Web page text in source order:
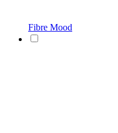
Fibre Mood